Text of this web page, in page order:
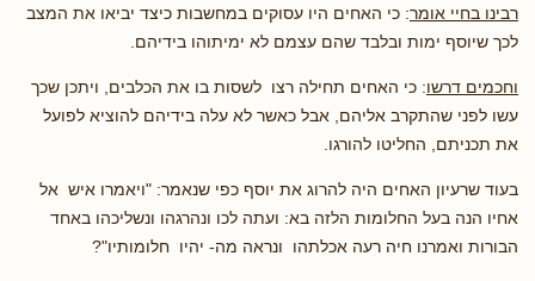
רבינו בחיי אומר: כי האחים היו עסוקים במחשבות כיצד יביאו את המצב
לכך שיוסף ימות ובלבד שהם עצמם לא ימיתוהו בידיהם.
וחכמים דרשו: כי האחים תחילה רצו לשסות בו את הכלבים, ויתכן שכך
עשו לפני שהתקרב אליהם, אבל כאשר לא עלה בידיהם להוציא לפועל
את תכניתם, החליטו להורגו.
בעוד שרעיון האחים היה להרוג את יוסף כפי שנאמר: "ויאמרו איש אל
אחיו הנה בעל החלומות הלזה בא: ועתה לכו ונהרגהו ונשליכהו באחד
הבורות ואמרנו חיה רעה אכלתהו ונראה מה- יהיו חלומותיו"?